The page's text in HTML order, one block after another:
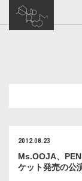
2012.08.23
Ms.OOJA、
ケット発売の公